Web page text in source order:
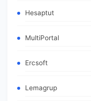
Hesaptut
MultiPortal
Ercsoft
Lemagrup